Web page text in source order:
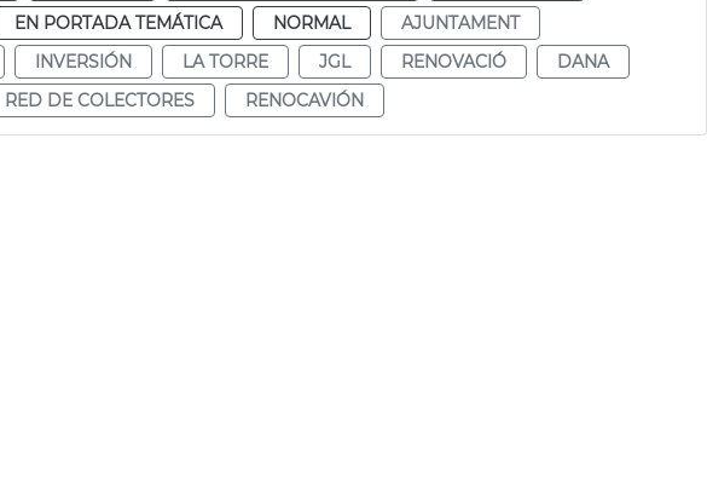
EN PORTADA TEMÁTICA NORMAL
AJUNTAMENT
INVERSIÓN LA TORRE JGL RENOVACIÓ
DANA
RED DE COLECTORES RENOCAVIÓN